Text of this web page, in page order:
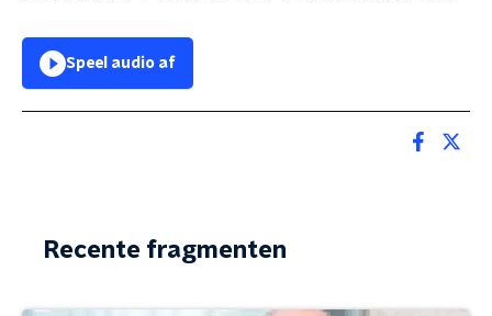
Speel audio af
Recente fragmenten